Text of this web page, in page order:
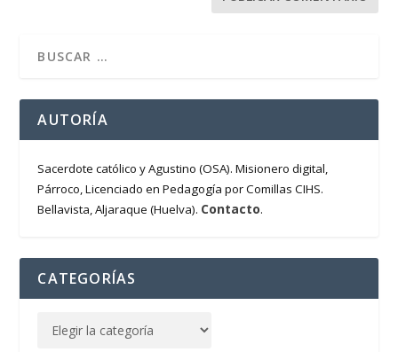
AUTORÍA
Sacerdote católico y Agustino (OSA). Misionero digital,
Párroco, Licenciado en Pedagogía por Comillas CIHS.
Bellavista, Aljaraque (Huelva). Contacto.
CATEGORÍAS